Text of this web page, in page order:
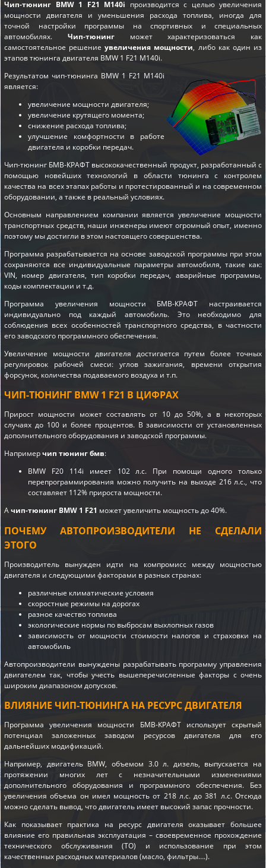
Чип-тюнинг BMW 1 F21 M140i производится с целью увеличения
мощности двигателя и уменьшения расхода топлива, иногда для
точной настройки программы на спортивных и специальных
автомобилях. Чип-тюнингможет характеризоваться как
самостоятельное решениеувеличения мощности, либо как один из
этаповтюнинга двигателя BMW 1 F21 M140i.
Результатом чип-тюнинга BMW 1 F21 M140i
является:
увеличение мощности двигателя;
увеличение крутящего момента;
снижение расхода топлива;
улучшение комфортности в работе
двигателя и коробки передач.
Чип-тюнинг БМВ-КРАФТ высококачественный продукт, разработанный с
помощью новейших технологий в области тюнинга с контролем
качества на всех этапах работы и протестированный и на современном
оборудовании, а также в реальный условиях.
Основным направлением компании является увеличение мощности
транспортных средств, наши инженеры имеют огромный опыт, именно
поэтому мы достигли в этом настоящего совершенства.
Программа разрабатывается на основе заводской программы при этом
сохраняются все индивидуальные параметры автомобиля, такие как:
VIN, номер двигателя, тип коробки передач, аварийные программы,
коды комплектации и т.д.
Программа увеличения мощности БМВ-КРАФТ настраивается
индивидуально под каждый автомобиль. Это необходимо для
соблюдения всех особенностей транспортного средства, в частности
его заводского программного обеспечения.
Увеличение мощности двигателя достигается путем более точных
регулировок рабочей смеси: углов зажигания, времени открытия
форсунок, количества подаваемого воздуха и т.п.
ЧИП-ТЮНИНГ BMW 1 F21 В ЦИФРАХ
Прирост мощности может составлять от 10 до 50%, а в некоторых
случаях до 100 и более процентов. В зависимости от установленных
дополнительного оборудования и заводской программы.
Напримерчип тюнинг бмв:
BMW F20 114i имеет 102 л.с. При помощи одного только
перепрограммирования можно получить на выходе 216 л.с., что
составляет 112% прироста мощности.
Ачип-тюнинг BMW 1 F21 может увеличить мощность до 40%.
ПОЧЕМУ АВТОПРОИЗВОДИТЕЛИ НЕ СДЕЛАЛИ
ЭТОГО
Производитель вынужден идти на компромисс между мощностью
двигателя и следующими факторами в разных странах:
различные климатические условия
скоростные режимы на дорогах
разное качество топлива
экологические нормы по выбросам выхлопных газов
зависимость от мощности стоимости налогов и страховки на
автомобиль
Автопроизводители вынуждены разрабатывать программу управления
двигателем так, чтобы учесть вышеперечисленные факторы с очень
широким диапазоном допусков.
ВЛИЯНИЕ ЧИП-ТЮНИНГА НА РЕСУРС ДВИГАТЕЛЯ
Программа увеличения мощности БМВ-КРАФТ использует скрытый
потенциал заложенных заводом ресурсов двигателя для его
дальнейших модификаций.
Например, двигатель BMW, объемом 3.0 л. дизель, выпускается на
протяжении многих лет с незначительными изменениями
дополнительного оборудования и программного обеспечения. Без
увеличения объема он имел мощность от 218 л.с. до 381 л.с. Отсюда
можно сделать вывод, что двигатель имеет высокий запас прочности.
Как показывает практика на ресурс двигателя оказывает большее
влияние его правильная эксплуатация – своевременное прохождение
технического обслуживания (ТО) и использование при этом
качественных расходных материалов (масло, фильтры….).